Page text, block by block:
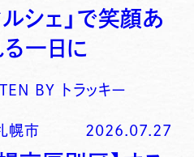
シェ」で笑顔あ
一日に
BY トラッキー
幌市 2026.07.27